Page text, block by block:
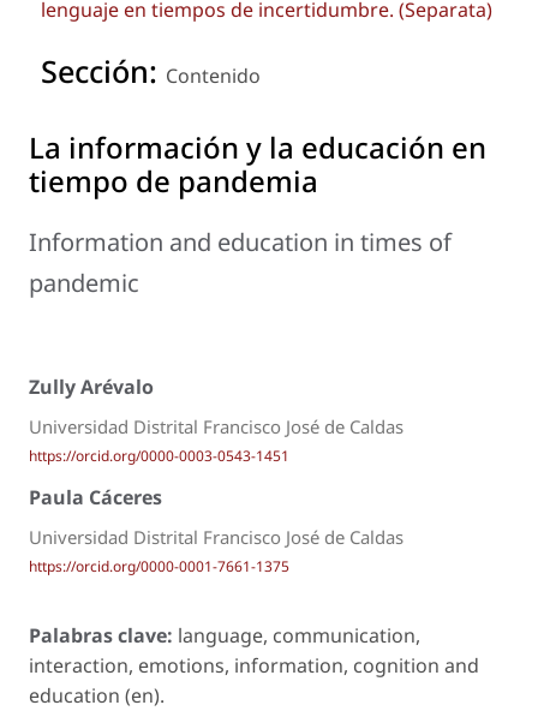
lenguaje en tiempos de incertidumbre. (Separata)
Sección: Contenido
La información y la educación en
tiempo de pandemia
Information and education in times of
pandemic
Zully Arévalo
Universidad Distrital Francisco José de Caldas
https://orcid.org/0000-0003-0543-1451
Paula Cáceres
Universidad Distrital Francisco José de Caldas
https://orcid.org/0000-0001-7661-1375
Palabras clave: language, communication,
interaction, emotions, information, cognition and
education (en).